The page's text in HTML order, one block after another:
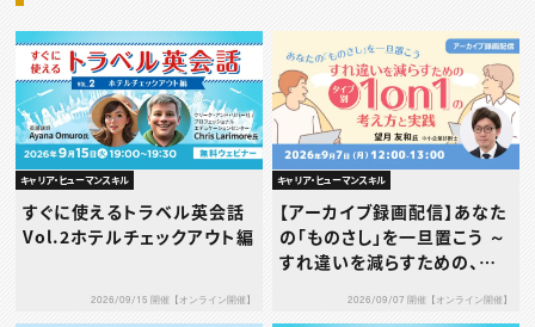
キャリア・ヒューマンスキル
すぐに使えるトラベル英会話
Vol.2ホテルチェックアウト編
2026/09/15 開催【オンライン開催】
キャリア・ヒューマンスキル
【アーカイブ録画配信】あなた
の「ものさし」を一旦置こう ～
すれ違いを減らすための、タ
2026/09/07 開催【オンライン開催】